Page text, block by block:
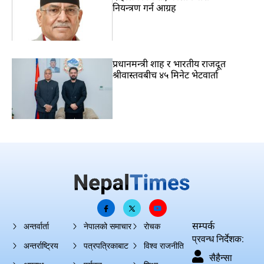
नियन्त्रण गर्न आग्रह
प्रधानमन्त्री शाह र भारतीय राजदूत
श्रीवास्तवबीच ४५ मिनेट भेटवार्ता
अन्तर्वार्ता
अन्तर्राष्ट्रिय
नेपालको समाचार
पत्रपत्रिकाबाट
रोचक
विश्व राजनीति
सम्पर्क
प्रवन्ध निर्देशक:
सैहैन्सा